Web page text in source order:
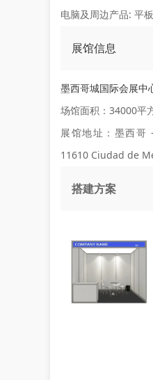
电脑及周边产品: 平
展馆信息
墨西哥城国际会展
场馆面积：34000平
展馆地址：墨西哥
11610 Ciudad de
搭建方案